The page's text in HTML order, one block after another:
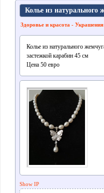
Колье из натурального
Здоровье и красота - Украшения
Колье из натурального
застежкой карабин 45 см
Цена 50 евро
Show IP